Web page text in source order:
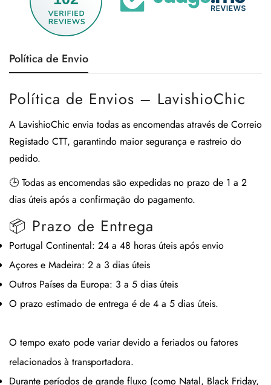
Política de Envio
Política de Envios – LavishioChic
A LavishioChic envia todas as encomendas através de Correio
Registado CTT, garantindo maior segurança e rastreio do
pedido.
🕒 Todas as encomendas são expedidas no prazo de 1 a 2
dias úteis após a confirmação do pagamento.
📦 Prazo de Entrega
Portugal Continental: 24 a 48 horas úteis após envio
Açores e Madeira: 2 a 3 dias úteis
Outros Países da Europa: 3 a 5 dias úteis
O prazo estimado de entrega é de 4 a 5 dias úteis.
O tempo exato pode variar devido a feriados ou fatores
relacionados à transportadora.
Durante períodos de grande fluxo (como Natal, Black Friday,